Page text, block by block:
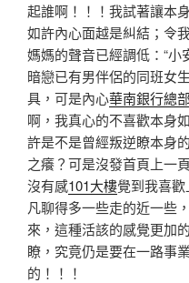
起誰啊！！！我試著讓本
如許內心面越是糾結；令
媽媽的聲音已經調低：“小
暗戀已有男伴侶的同班女
具，可是內心華南銀行總
啊，我真心的不喜歡本身
許是不是曾經叛逆瞭本身
之癢？可是沒發首頁上一
沒有感101大樓覺到我喜
凡聊得多一些走的近一些
來，這種活該的感覺更加
瞭，究竟仍是要在一路事
的！！！